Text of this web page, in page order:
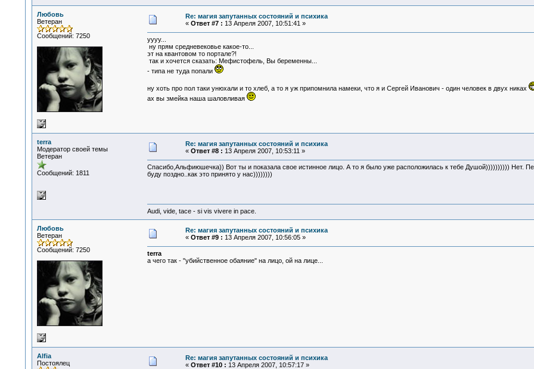
Любовь
Ветеран
Сообщений: 7250
Re: магия запутанных состояний и психика
« Ответ #7 : 13 Апреля 2007, 10:51:41 »
уууу...
ну прям средневековье какое-то...
эт на квантовом то портале?!
так и хочется сказать: Мефистофель, Вы беременны...
- типа не туда попали
ну хоть про пол таки унюхали и то хлеб, а то я уж припомнила намеки, что я и Сергей Иванович - один человек в двух никах
ах вы змейка наша шаловливая
terra
Модератор своей темы
Ветеран
Сообщений: 1811
Re: магия запутанных состояний и психика
« Ответ #8 : 13 Апреля 2007, 10:53:11 »
Спасибо,Альфиюшечка)) Вот ты и показала свое истинное лицо. А то я было уже расположилась к тебе Душой)))))))))) Нет.
буду поздно..как это принято у нас))))))))
Audi, vide, tace - si vis vivere in pace.
Любовь
Ветеран
Сообщений: 7250
Re: магия запутанных состояний и психика
« Ответ #9 : 13 Апреля 2007, 10:56:05 »
terra
а чего так - "убийственное обаяние" на лицо, ой на лице...
Alfia
Постоялец
Re: магия запутанных состояний и психика
« Ответ #10 : 13 Апреля 2007, 10:57:17 »